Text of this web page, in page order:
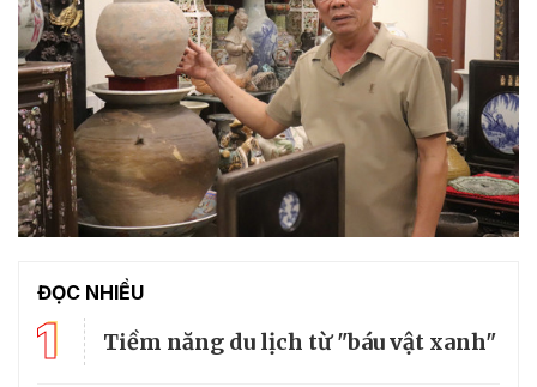
ĐỌC NHIỀU
1 Tiềm năng du lịch từ "báu vật xanh"